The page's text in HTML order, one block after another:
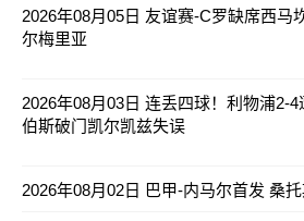
2026年08月05日 友谊赛-C罗缺席西马
尔梅里亚
2026年08月03日 连丢四球！利物浦2-
伯斯破门凯尔凯兹失误
2026年08月02日 巴甲-内马尔首发 桑